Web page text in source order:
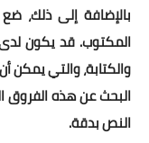
بالإضافة إلى ذلك،
المكتوب. قد يكون لدى
والكتابة، والتي يمكن
البحث عن هذه
النص بدقة.